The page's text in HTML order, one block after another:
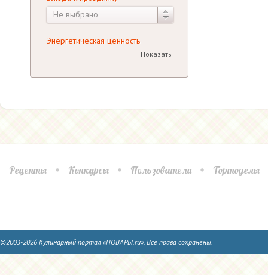
Не выбрано
Энергетическая ценность
Показать
Рецепты Конкурсы Пользователи Тортоделы
©2003-2026 Кулинарный портал «ПОВАРЫ.ru». Все права сохранены.